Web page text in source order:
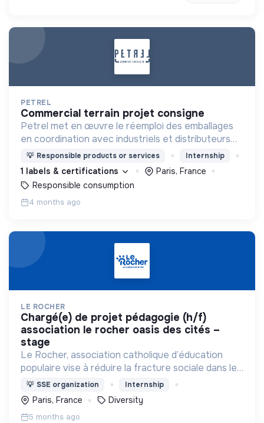
PETREL
commercial terrain projet consigne
Petrel met en œuvre le réemploi des emballages
en coordination avec industriels et distributeurs
dans une approche pragmatique et inter-opérable
pour en finir avec les emballages à usage unique.
💡 Responsible products or services Internship
1 labels & certifications
Paris, France
Responsible consumption
4 months ago
LE ROCHER
chargé(e) de projet pédagogie (h/f)
association le rocher oasis des cités –
stage
Le Rocher, association catholique d’éducation
populaire vise à réduire la fracture sociale dans les
quartiers en difficulté, notamment en venant vivre
au coeur du quartier et en créant des liens.
💡 SSE organization Internship
Paris, France Diversity
5 months ago